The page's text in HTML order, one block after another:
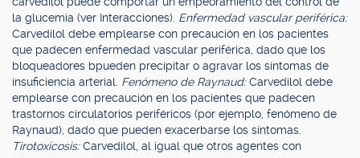
la glucemia (ver Interacciones). Enfermedad vascular periférica:
Carvedilol debe emplearse con precaución en los pacientes
que padecen enfermedad vascular periférica, dado que los
bloqueadores bpueden precipitar o agravar los síntomas de
insuficiencia arterial. Fenómeno de Raynaud:Carvedilol debe
emplearse con precaución en los pacientes que padecen
trastornos circulatorios periféricos (por ejemplo, fenómeno de
Raynaud), dado que pueden exacerbarse los síntomas.
Tirotoxicosis:Carvedilol, al igual que otros agentes con